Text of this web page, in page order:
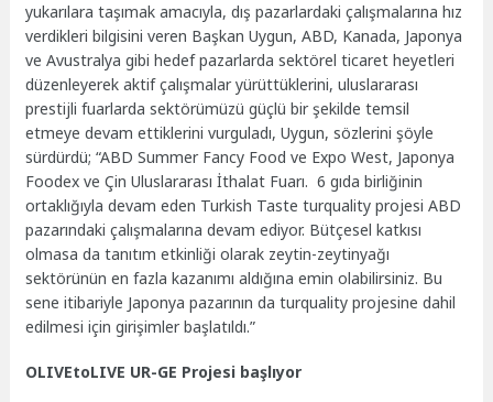
yukarılara taşımak amacıyla, dış pazarlardaki çalışmalarına hız
verdikleri bilgisini veren Başkan Uygun, ABD, Kanada, Japonya
ve Avustralya gibi hedef pazarlarda sektörel ticaret heyetleri
düzenleyerek aktif çalışmalar yürüttüklerini, uluslararası
prestijli fuarlarda sektörümüzü güçlü bir şekilde temsil
etmeye devam ettiklerini vurguladı, Uygun, sözlerini şöyle
sürdürdü; “ABD Summer Fancy Food ve Expo West, Japonya
Foodex ve Çin Uluslararası İthalat Fuarı. 6 gıda birliğinin
ortaklığıyla devam eden Turkish Taste turquality projesi ABD
pazarındaki çalışmalarına devam ediyor. Bütçesel katkısı
olmasa da tanıtım etkinliği olarak zeytin-zeytinyağı
sektörünün en fazla kazanımı aldığına emin olabilirsiniz. Bu
sene itibariyle Japonya pazarının da turquality projesine dahil
edilmesi için girişimler başlatıldı.”
OLIVEtoLIVE UR-GE Projesi başlıyor